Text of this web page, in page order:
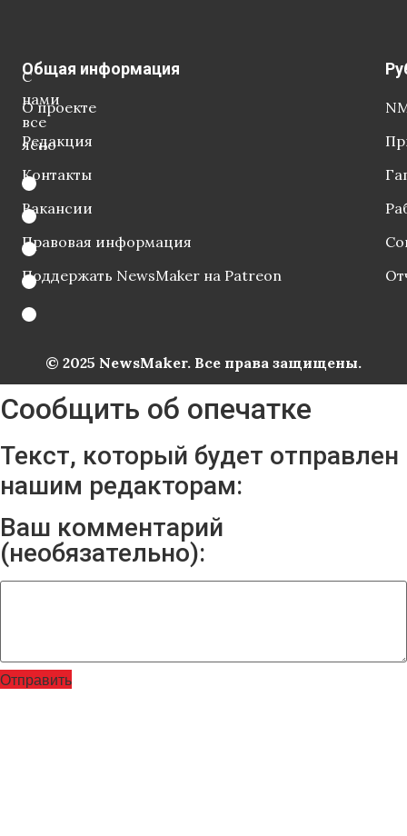
С
нами
все
ясно
Общая информация
О проекте
Редакция
Контакты
Вакансии
Правовая информация
Поддержать NewsMaker на Patreon
© 2025 NewsMaker. Все права защищены.
Сообщить об опечатке
Текст, который будет отправлен
нашим редакторам:
Ваш комментарий
(необязательно):
Отправить